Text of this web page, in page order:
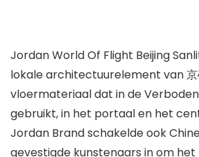
Jordan World Of Flight Beijing
lokale architectuurelement van 京
vloermateriaal dat in de
gebruikt, in het portaal en het
Jordan Brand schakelde ook
gevestigde kunstenaars in om